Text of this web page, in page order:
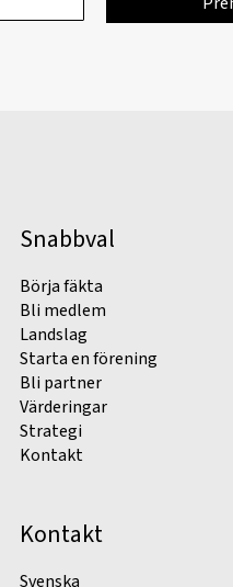
Snabbval
Börja fäkta
Bli medlem
Landslag
Starta en förening
Bli partner
Värderingar
Strategi
Kontakt
Kontakt
Svenska